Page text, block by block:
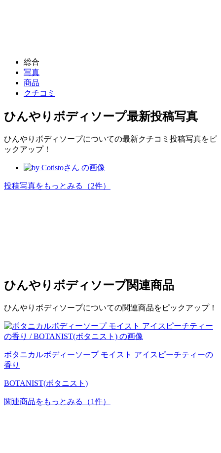
総合
写真
商品
クチコミ
ひんやりボディソープ最新投稿写真
ひんやりボディソープについての最新クチコミ投稿写真をピ
ックアップ！
投稿写真をもっとみる （2件）
ひんやりボディソープ関連商品
ひんやりボディソープについての関連商品をピックアップ！
ボタニカルボディーソープ モイスト アイスピーチティーの
香り
BOTANIST(ボタニスト)
関連商品をもっとみる （1件）